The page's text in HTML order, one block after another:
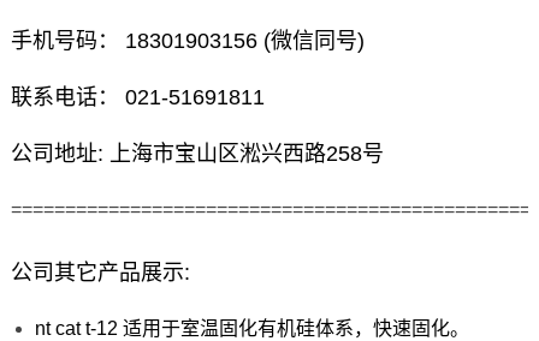
手机号码： 18301903156 (微信同号)
联系电话： 021-51691811
公司地址: 上海市宝山区淞兴西路258号
公司其它产品展示:
nt cat t-12 适用于室温固化有机硅体系，快速固化。